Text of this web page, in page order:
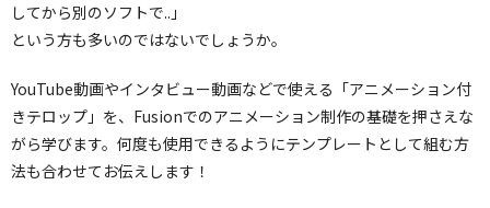
してから別のソフトで..」
という方も多いのではないでしょうか。
YouTube動画やインタビュー動画などで使える「アニメーション付
きテロップ」を、Fusionでのアニメーション制作の基礎を押さえな
がら学びます。何度も使用できるようにテンプレートとして組む方
法も合わせてお伝えします！